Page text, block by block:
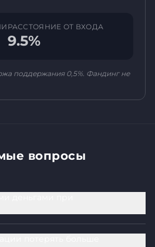
РАССТОЯНИЕ ОТ ВХОДА
9.5%
поддержания 0,5%. Фандинг не
вопросы